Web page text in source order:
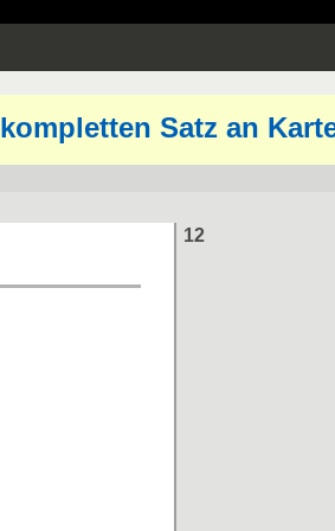
kompletten Satz an
12